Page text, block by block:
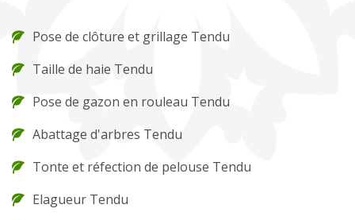
Pose de clôture et grillage Tendu
Taille de haie Tendu
Pose de gazon en rouleau Tendu
Abattage d'arbres Tendu
Tonte et réfection de pelouse Tendu
Elagueur Tendu